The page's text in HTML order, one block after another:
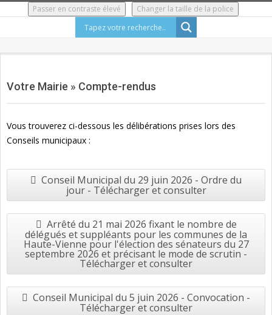
Passer en contraste élevé Changer la taille de la police
Menu
Votre Mairie » Compte-rendus
Vous trouverez ci-dessous les délibérations prises lors des
Conseils municipaux :
Conseil Municipal du 29 juin 2026 - Ordre du
jour - Télécharger et consulter
Arrêté du 21 mai 2026 fixant le nombre de
délégués et suppléants pour les communes de la
Haute-Vienne pour l'élection des sénateurs du 27
septembre 2026 et précisant le mode de scrutin -
Télécharger et consulter
Conseil Municipal du 5 juin 2026 - Convocation -
Télécharger et consulter